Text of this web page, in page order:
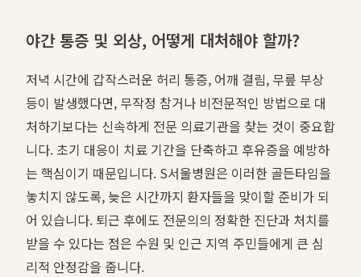
야간 통증 및 외상, 어떻게 대처해야 할까?
저녁 시간에 갑작스러운 허리 통증, 어깨 결림, 무릎 부상
등이 발생했다면, 무작정 참거나 비전문적인 방법으로 대
처하기보다는 신속하게 전문 의료기관을 찾는 것이 중요합
니다. 초기 대응이 치료 기간을 단축하고 후유증을 예방하
는 핵심이기 때문입니다. S서울병원은 이러한 골든타임을
놓치지 않도록, 늦은 시간까지 환자들을 맞이할 준비가 되
어 있습니다. 퇴근 후에도 전문의의 정확한 진단과 처치를
받을 수 있다는 점은 수원 및 인근 지역 주민들에게 큰 심
리적 안정감을 줍니다.